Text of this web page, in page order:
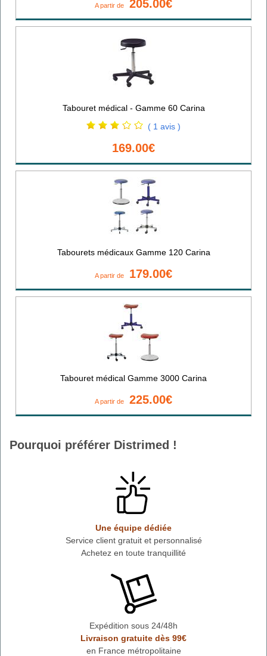
A partir de 205.00€
Tabouret médical - Gamme 60 Carina
( 1 avis )
169.00€
Tabourets médicaux Gamme 120 Carina
A partir de 179.00€
Tabouret médical Gamme 3000 Carina
A partir de 225.00€
Pourquoi préférer Distrimed !
Une équipe dédiée
Service client gratuit et personnalisé
Achetez en toute tranquillité
Expédition sous 24/48h
Livraison gratuite dès 99€
en France métropolitaine